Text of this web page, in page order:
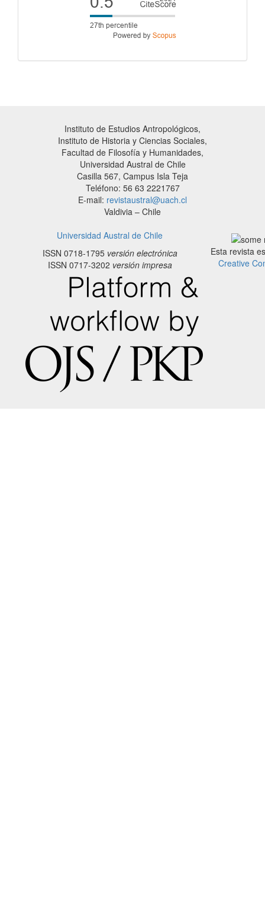
Instituto de Estudios Antropológicos,
Instituto de Historia y Ciencias Sociales,
Facultad de Filosofía y Humanidades,
Universidad Austral de Chile
Casilla 567, Campus Isla Teja
Teléfono: 56 63 2221767
E-mail: revistaustral@uach.cl
Valdivia – Chile
Universidad Austral de Chile
ISSN 0718-1795versión electrónica
ISSN 0717-3202 versión impresa
Esta revista
Creative